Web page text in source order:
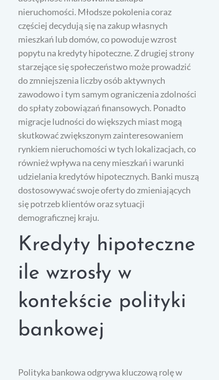
nieruchomości. Młodsze pokolenia coraz
częściej decydują się na zakup własnych
mieszkań lub domów, co powoduje wzrost
popytu na kredyty hipoteczne. Z drugiej strony
starzejące się społeczeństwo może prowadzić
do zmniejszenia liczby osób aktywnych
zawodowo i tym samym ograniczenia zdolności
do spłaty zobowiązań finansowych. Ponadto
migracje ludności do większych miast mogą
skutkować zwiększonym zainteresowaniem
rynkiem nieruchomości w tych lokalizacjach, co
również wpływa na ceny mieszkań i warunki
udzielania kredytów hipotecznych. Banki muszą
dostosowywać swoje oferty do zmieniających
się potrzeb klientów oraz sytuacji
demograficznej kraju.
Kredyty hipoteczne
ile wzrosły w
kontekście polityki
bankowej
Polityka bankowa odgrywa kluczową rolę w